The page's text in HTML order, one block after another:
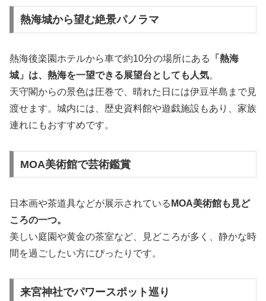
熱海城から望む絶景パノラマ
熱海後楽園ホテルから車で約10分の場所にある
「熱海
城」は、熱海を一望できる展望台としても人気。
天守閣からの景色は圧巻で、晴れた日には伊豆半島まで見
渡せます。城内には、歴史資料館や遊戯施設もあり、家族
連れにもおすすめです。
MOA美術館で芸術鑑賞
日本画や茶道具などが展示されている MOA美術館も見ど
ころの一つ。
美しい庭園や黄金の茶室など、見どころが多く、静かな時
間を過ごしたい方にぴったりです。
来宮神社でパワースポット巡り